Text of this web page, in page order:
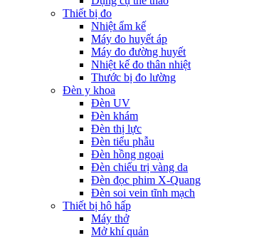
Thiết bị đo
Nhiệt ẩm kế
Máy đo huyết áp
Máy đo đường huyết
Nhiệt kế đo thân nhiệt
Thước bị đo lường
Đèn y khoa
Đèn UV
Đèn khám
Đèn thị lực
Đèn tiểu phẫu
Đèn hồng ngoại
Đèn chiếu trị vàng da
Đèn đọc phim X-Quang
Đèn soi vein tĩnh mạch
Thiết bị hô hấp
Máy thở
Mở khí quản